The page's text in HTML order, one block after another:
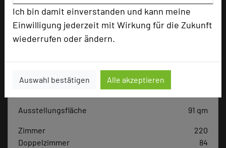
Ich bin damit einverstanden und kann meine
Einwilligung jederzeit mit Wirkung für die Zukunft
wiederrufen oder ändern.
Auswahl bestätigen Alle akzeptieren
Hoteldaten
Max. Tagungskapazität (Personen)
Parlamentarisch
150
Reihenbestuhlung
Ausstellungsfläche 91 qm
Zimmer
220
Doppelzimmer
84